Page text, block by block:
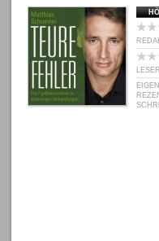
LESER